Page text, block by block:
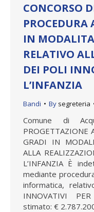
CONCORSO
PROCEDURA
IN
RELATIVO
DEI POLI
L’INFANZIA
Bandi By segreteria
Comune di
PROGETTAZIONE
GRADI IN
ALLA
L’INFANZIA È
mediante
informatica,
INNOVATIVI
stimato: €